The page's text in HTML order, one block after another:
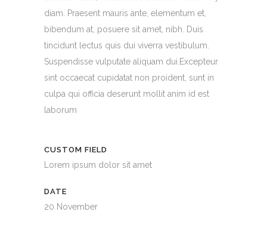
diam. Praesent mauris ante, elementum et,
bibendum at, posuere sit amet, nibh. Duis
tincidunt lectus quis dui viverra vestibulum.
Suspendisse vulputate aliquam dui.Excepteur
sint occaecat cupidatat non proident, sunt in
culpa qui officia deserunt mollit anim id est
laborum
CUSTOM FIELD
Lorem ipsum dolor sit amet
DATE
20 November